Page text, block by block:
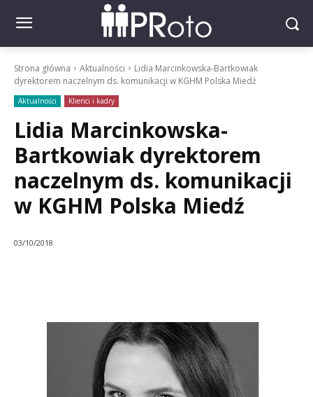
Strona główna Aktualności
Lidia Marcinkowska-Bartkowiak
dyrektorem naczelnym ds. komunikacji w KGHM Polska Miedź
Aktualności Klienci i kadry
Lidia Marcinkowska-
Bartkowiak dyrektorem
naczelnym ds. komunikacji
w KGHM Polska Miedź
03/10/2018